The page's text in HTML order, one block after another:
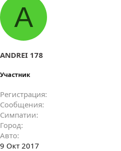
A
ANDREI 178
Участник
Регистрация
Сообщения
Симпатии
Город
Авто
9 Окт 2017